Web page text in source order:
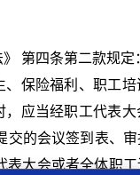
第四条第二款规定
保险福利、职工
应当经职工代表
的会议签到表、
大会或者全体职